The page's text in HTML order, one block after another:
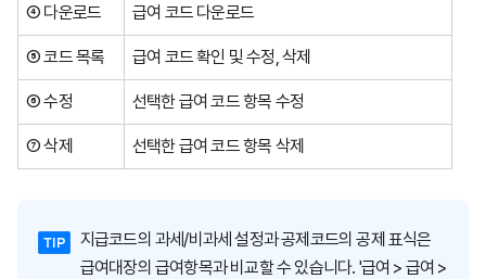
④ 다운로드 급여 코드 다운로드
⑤ 코드 목록 급여 코드 확인 및 수정, 삭제
⑥ 수정 선택한 급여 코드 항목 수정
⑦ 삭제 선택한 급여 코드 항목 삭제
지급코드의 과세/비과세 설정과 공제코드의 공제 표식은
급여대장의 급여항목과 비교할 수 있습니다. '급여 > 급여 >